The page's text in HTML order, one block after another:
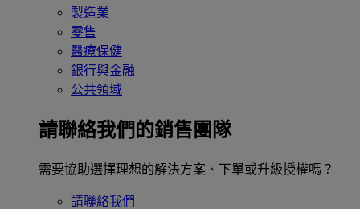
製造業
零售
醫療保健
銀行與金融
公共領域
請聯絡我們的銷售團隊
需要協助選擇理想的解決方案、下單或升級授權嗎？
請聯絡我們